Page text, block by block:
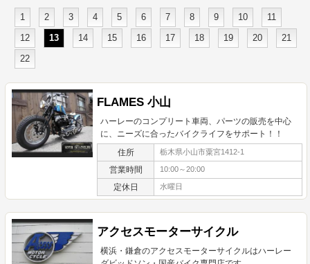
1 2 3 4 5 6 7 8 9 10
11
12
13 14 15 16 17 18 19 20
21
22
FLAMES 小山
ハーレーのコンプリート車両、パーツの販売を中心
に、ニーズに合ったバイクライフをサポート！！
住所 栃木県小山市粟宮1412-1
営業時間 10:00～20:00
定休日 水曜日
アクセスモーターサイクル
横浜・鎌倉のアクセスモーターサイクルはハーレー